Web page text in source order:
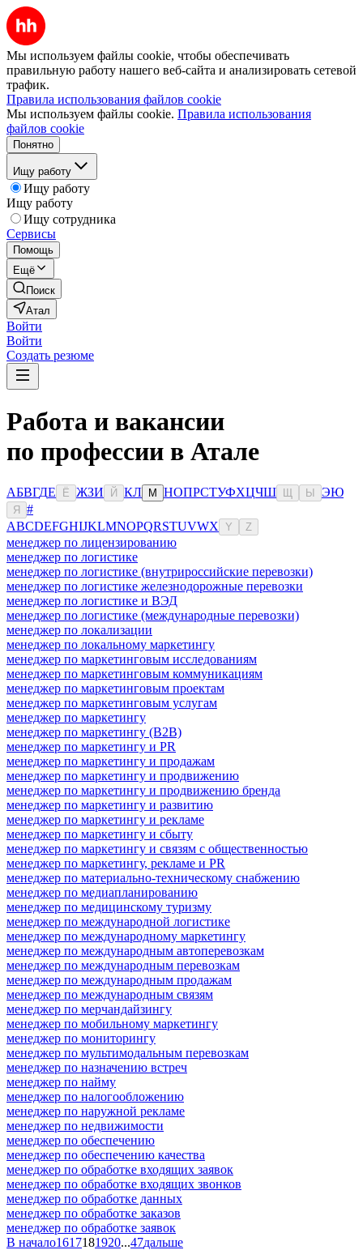
Мы используем файлы cookie, чтобы обеспечивать
правильную работу нашего веб-сайта и анализировать сетевой
трафик.
Правила использования файлов cookie
Мы используем файлы cookie. Правила использования
файлов cookie
Понятно
Ищу работу
Ищу работу
Ищу работу
Ищу сотрудника
Сервисы
Помощь
Ещё
Поиск
Атал
Войти
Войти
Создать резюме
Работа и вакансии
по профессии в Атале
АБВГДЕ Ё ЖЗИ Й КЛ М НОПРСТУФХЦЧШ Ы ЭЮ
Я
#
ABCDEFGHIJKLMNOPQRSTUVWX Y Z
менеджер по лицензированию
менеджер по логистике
менеджер по логистике (внутрироссийские перевозки)
менеджер по логистике железнодорожные перевозки
менеджер по логистике и ВЭД
менеджер по логистике (международные перевозки)
менеджер по локализации
менеджер по локальному маркетингу
менеджер по маркетинговым исследованиям
менеджер по маркетинговым коммуникациям
менеджер по маркетинговым проектам
менеджер по маркетинговым услугам
менеджер по маркетингу
менеджер по маркетингу (B2B)
менеджер по маркетингу и PR
менеджер по маркетингу и продажам
менеджер по маркетингу и продвижению
менеджер по маркетингу и продвижению бренда
менеджер по маркетингу и развитию
менеджер по маркетингу и рекламе
менеджер по маркетингу и сбыту
менеджер по маркетингу и связям с общественностью
менеджер по маркетингу, рекламе и PR
менеджер по материально-техническому снабжению
менеджер по медиапланированию
менеджер по медицинскому туризму
менеджер по международной логистике
менеджер по международному маркетингу
менеджер по международным автоперевозкам
менеджер по международным перевозкам
менеджер по международным продажам
менеджер по международным связям
менеджер по мерчандайзингу
менеджер по мобильному маркетингу
менеджер по мониторингу
менеджер по мультимодальным перевозкам
менеджер по назначению встреч
менеджер по найму
менеджер по налогообложению
менеджер по наружной рекламе
менеджер по недвижимости
менеджер по обеспечению
менеджер по обеспечению качества
менеджер по обработке входящих заявок
менеджер по обработке входящих звонков
менеджер по обработке данных
менеджер по обработке заказов
менеджер по обработке заявок
В начало1617181920...47дальше